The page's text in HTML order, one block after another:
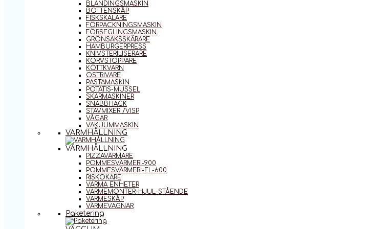
BLANDINGSMASKIN
BOTTENSKÅP
FISKSKALARE
FÖRPACKNINGSMASKIN
FÖRSEGLINGSMASKIN
GRÖNSAKSSKÄRARE
HAMBURGERPRESS
KNIVSTERILISERARE
KORVSTOPPARE
KÖTTKVARN
OSTRIVARE
PASTAMASKIN
POTATIS-MUSSEL
SKÄRMASKINER
SNABBHACK
STAVMIXER /VISP
VÅGAR
VAKUUMMASKIN
VARMHÅLLNING
VARMHÅLLNING
PIZZAVÄRMARE
POMMESVÄRMERI-900
POMMESVÄRMERI-EL-600
RISKOKARE
VARMA ENHETER
VÄRMEMONTER-HJUL-STÅENDE
VÄRMESKÅP
VÄRMEVAGNAR
Paketering